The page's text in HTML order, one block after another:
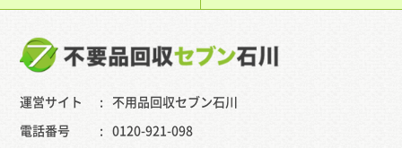
運営サイト
不用品回収セブン石川
電話番号
0120-921-098